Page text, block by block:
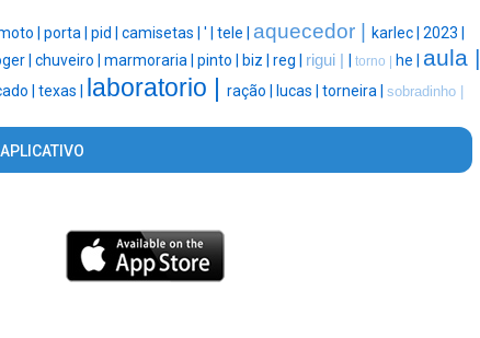
| porta | pid | camisetas | ' | tele | aquecedor | karlec | 2023 |
| chuveiro | marmoraria | pinto | biz | reg | rigui | torno | he | aula |
| texas | laboratorio | ração | lucas | torneira | sobradinho |